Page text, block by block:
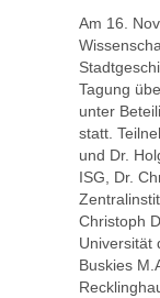
Am 16.
Tagung
unter
statt.
und Dr.
ISG, Dr.
Christoph
Universität
Buskies